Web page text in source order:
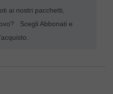
ai nostri pacchetti,
Scegli Abbonati e